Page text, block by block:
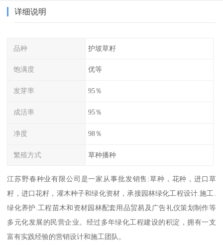
详细说明
品种 护坡草籽
饱满度 优等
发芽率 95％
成活率 95％
净度 98％
繁殖方式 草种播种
江苏野春种业有限公司是一家从事批发销售:草种，花种，进口草
籽，进口花籽，灌木种子和绿化资材，承接园林绿化工程设计.施工.
绿化养护.工程苗木和资材园林配套用品贸易及广告礼仪策划制作等
多元化发展的民营企业。经过多年绿化工程建设的积淀，拥有一支
富有实践经验的营销设计和施工团队。